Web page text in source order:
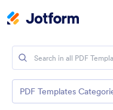
PDF Templates